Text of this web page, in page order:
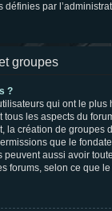
par
groupes
?
qui ont le plus
tous les aspects du
la création de groupes
que le
peuvent aussi avoir
forums, selon ce que